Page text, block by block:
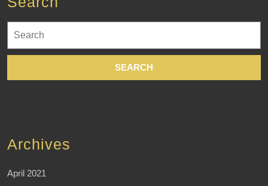
for:
Archives
April 2021